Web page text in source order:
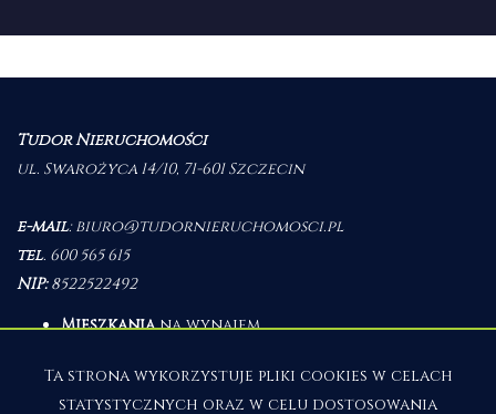
Tudor Nieruchomości
ul. Swarożyca 14/10, 71-601 Szczecin
e-mail:biuro@tudornieruchomosci.pl
tel. 600 565 615
NIP:8522522492
Mieszkaniana wynajem
Działki na wynajem
Lokalena wynajem
Halena wynajem
Ta strona wykorzystuje pliki cookies w celach
statystycznych oraz w celu dostosowania